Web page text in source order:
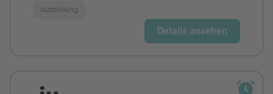
Ausbildung
Details ansehen